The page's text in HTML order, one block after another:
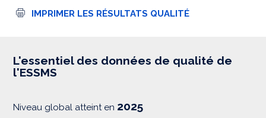
I
s
i
IMPRIMER LES RÉSULTATS QUALITÉ
L'essentiel des données de qualité de
l'ESSMS
Niveau global atteint en 2025